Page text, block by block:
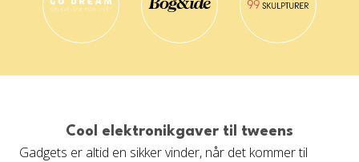
Cool elektronikgaver til tweens
Gadgets er altid en sikker vinder, når det kommer til